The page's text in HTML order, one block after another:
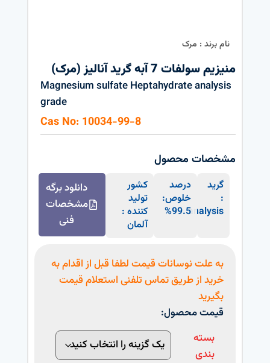
نام برند : مرک
منیزیم سولفات 7 آبه گرید آنالیز (مرک)
Magnesium sulfate Heptahydrate analysis
grade
Cas No: 10034-99-8
مشخصات محصول
گرید
:
analysis
درصد
خلوص:
99.5%
کشور
تولید
کننده :
آلمان
دانلود برگه
مشخصات
فنی
به علت نوسانات قیمت لطفا قبل از اقدام به
خرید از طریق تماس تلفنی استعلام قیمت
بگیرید
قیمت محصول:
بسته
بندی